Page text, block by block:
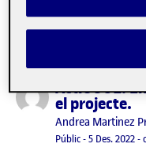
Publicat perActiUOC 2.
el projecte.
Publicat per
Andrea Martinez
Visibilitat:
Públic-Data de
5 Des. 2022-